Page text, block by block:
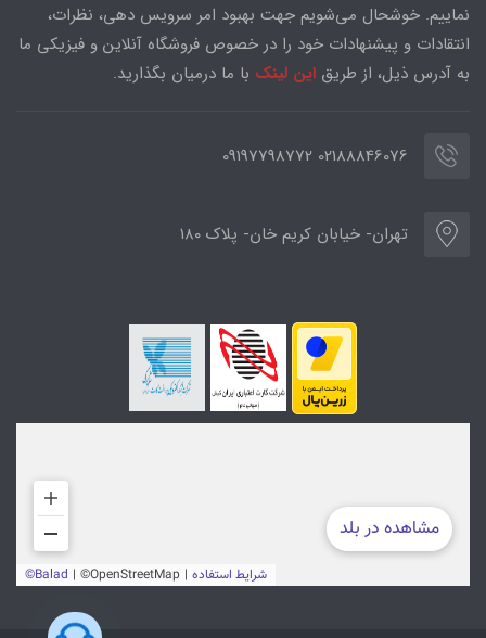
نماییم. خوشحال می‌شویم جهت بهبود امر سرویس دهی، نظرات،
انتقادات و پیشنهادات خود را در خصوص فروشگاه آنلاین و فیزیکی ما
به آدرس ذیل، از طریق این لینک با ما درمیان بگذارید.
02188846076 09197798772
تهران- خیابان کریم خان- پلاک ۱۸۰